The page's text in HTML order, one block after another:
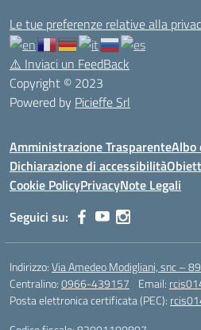
Le tue preferenze relative alla
⚠️ Inviaci un FeedBack
Copyright © 2023
Powered by Picieffe Srl
Amministrazione TrasparenteAlbo
Dichiarazione di accessibilità
Cookie PolicyPrivacyNote Legali
Seguici su:
Indirizzo:Via Amedeo Modigliani, snc –
Centralino:0966-439157 Email:
Posta elettronica certificata (PEC):